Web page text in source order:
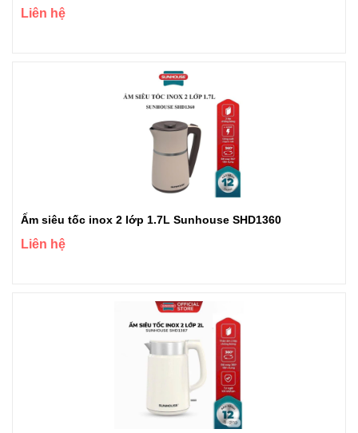
Liên hệ
Ấm siêu tốc inox 2 lớp 1.7L Sunhouse SHD1360
Liên hệ